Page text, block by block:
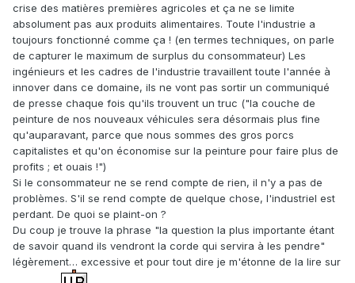
crise des matières premières agricoles et ça ne se limite
absolument pas aux produits alimentaires. Toute l'industrie a
toujours fonctionné comme ça ! (en termes techniques, on parle
de capturer le maximum de surplus du consommateur) Les
ingénieurs et les cadres de l'industrie travaillent toute l'année à
innover dans ce domaine, ils ne vont pas sortir un communiqué
de presse chaque fois qu'ils trouvent un truc ("la couche de
peinture de nos nouveaux véhicules sera désormais plus fine
qu'auparavant, parce que nous sommes des gros porcs
capitalistes et qu'on économise sur la peinture pour faire plus de
profits ; et ouais !")
Si le consommateur ne se rend compte de rien, il n'y a pas de
problèmes. S'il se rend compte de quelque chose, l'industriel est
perdant. De quoi se plaint-on ?
Du coup je trouve la phrase "la question la plus importante étant
de savoir quand ils vendront la corde qui servira à les pendre"
légèrement… excessive et pour tout dire je m'étonne de la lire sur